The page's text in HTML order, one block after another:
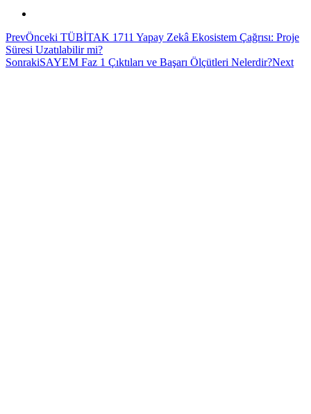
PrevÖnceki TÜBİTAK 1711 Yapay Zekâ Ekosistem Çağrısı: Proje
Süresi Uzatılabilir mi?
SonrakiSAYEM Faz 1 Çıktıları ve Başarı Ölçütleri Nelerdir?Next